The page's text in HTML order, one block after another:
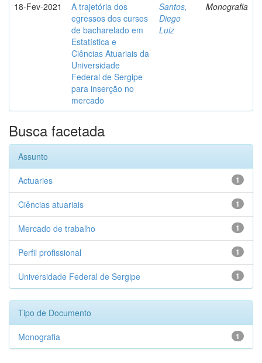
18-Fev-2021
A trajetória dos
egressos dos cursos
de bacharelado em
Estatística e
Ciências Atuariais da
Universidade
Federal de Sergipe
para inserção no
mercado
Santos,
Diego
Luiz
Monografia
Busca facetada
Assunto
1
Actuaries
1
Ciências atuariais
1
Mercado de trabalho
1
Perfil profissional
1
Universidade Federal de Sergipe
Tipo de Documento
1
Monografia